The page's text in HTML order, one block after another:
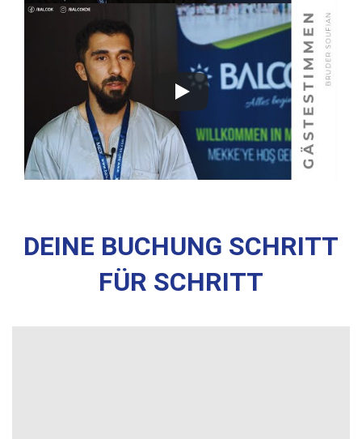
DEINE BUCHUNG SCHRITT
FÜR SCHRITT